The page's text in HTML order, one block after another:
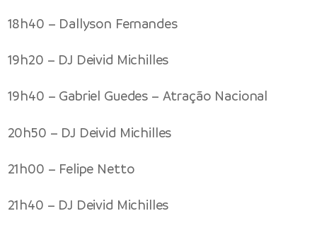
18h40 – Dallyson Fernandes
19h20 – DJ Deivid Michilles
19h40 – Gabriel Guedes – Atração Nacional
20h50 – DJ Deivid Michilles
21h00 – Felipe Netto
21h40 – DJ Deivid Michilles